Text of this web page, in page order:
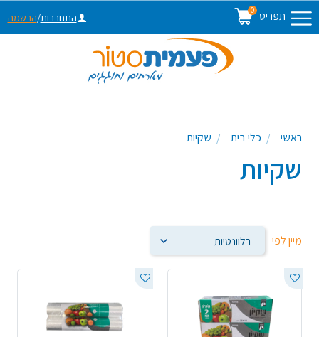
תפריט 0
התחברות/הרשמה
ראשי כלי בית שקיות
שקיות
מיין לפי